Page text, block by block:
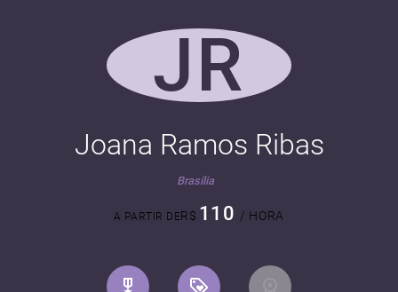
JR
Joana Ramos Ribas
Brasília
A PARTIR DER$ 110 / HORA